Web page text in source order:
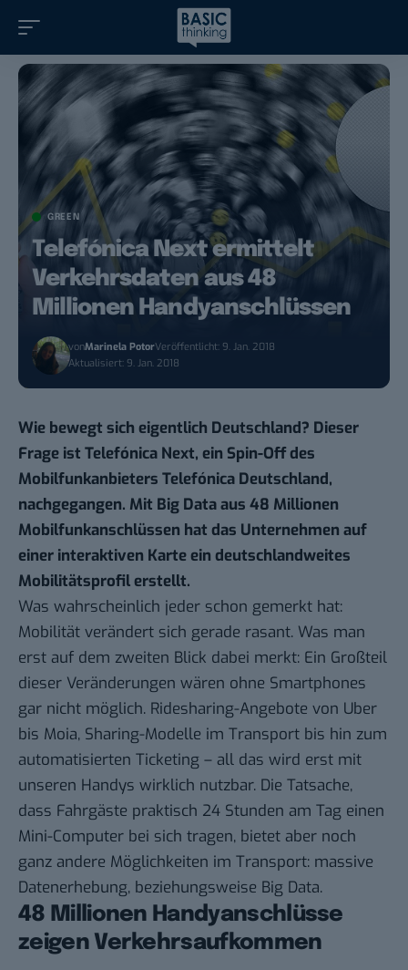
GREEN
Telefónica Next ermittelt
Verkehrsdaten aus 48
Millionen Handyanschlüssen
vonMarinela PotorVeröffentlicht: 9. Jan. 2018
Aktualisiert: 9. Jan. 2018
Wie bewegt sich eigentlich Deutschland? Dieser
Frage ist Telefónica Next, ein Spin-Off des
Mobilfunkanbieters Telefónica Deutschland,
nachgegangen. Mit Big Data aus 48 Millionen
Mobilfunkanschlüssen hat das Unternehmen auf
einer interaktiven Karte ein deutschlandweites
Mobilitätsprofil erstellt.
Was wahrscheinlich jeder schon gemerkt hat:
Mobilität verändert sich gerade rasant. Was man
erst auf dem zweiten Blick dabei merkt: Ein Großteil
dieser Veränderungen wären ohne Smartphones
gar nicht möglich. Ridesharing-Angebote von Uber
bis Moia, Sharing-Modelle im Transport bis hin zum
automatisierten Ticketing – all das wird erst mit
unseren Handys wirklich nutzbar. Die Tatsache,
dass Fahrgäste praktisch 24 Stunden am Tag einen
Mini-Computer bei sich tragen, bietet aber noch
ganz andere Möglichkeiten im Transport: massive
Datenerhebung, beziehungsweise Big Data.
48 Millionen Handyanschlüsse
zeigen Verkehrsaufkommen